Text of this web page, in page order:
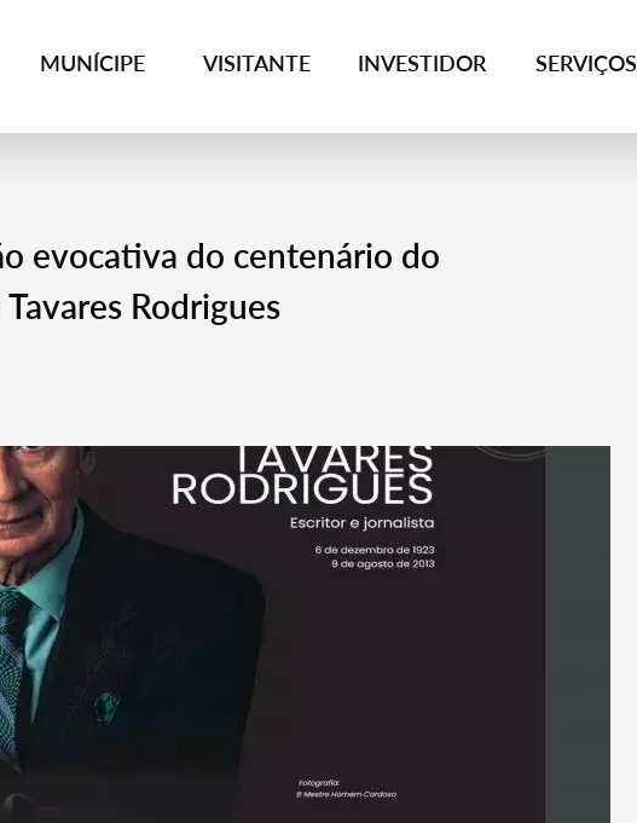
MUNÍCIPE VISITANTE INVESTIDOR SERVIÇOS
evocativa do centenário do
Rodrigues